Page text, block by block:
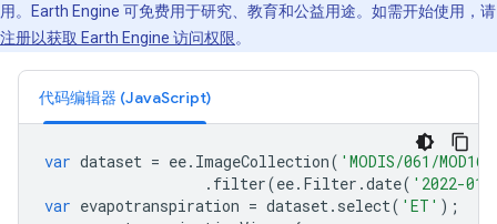
用。Earth Engine 可免费用于研究、教育和公益用途。如需开始使用，请
注册以获取 Earth Engine 访问权限。
代码编辑器 (JavaScript)
var dataset = ee. ImageCollection( 'MODIS/061/
. filter(ee. Filter .date( '2022-
var evapotranspiration = dataset. select( 'ET' );